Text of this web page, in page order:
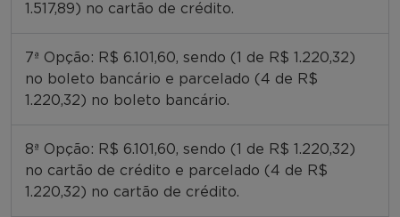
1.517,89) no cartão de crédito.
7ª Opção: R$ 6.101,60, sendo (1 de R$ 1.220,32)
no boleto bancário e parcelado (4 de R$
1.220,32) no boleto bancário.
8ª Opção: R$ 6.101,60, sendo (1 de R$ 1.220,32)
no cartão de crédito e parcelado (4 de R$
1.220,32) no cartão de crédito.